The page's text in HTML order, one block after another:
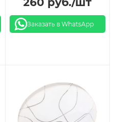
Заказать в WhatsApp